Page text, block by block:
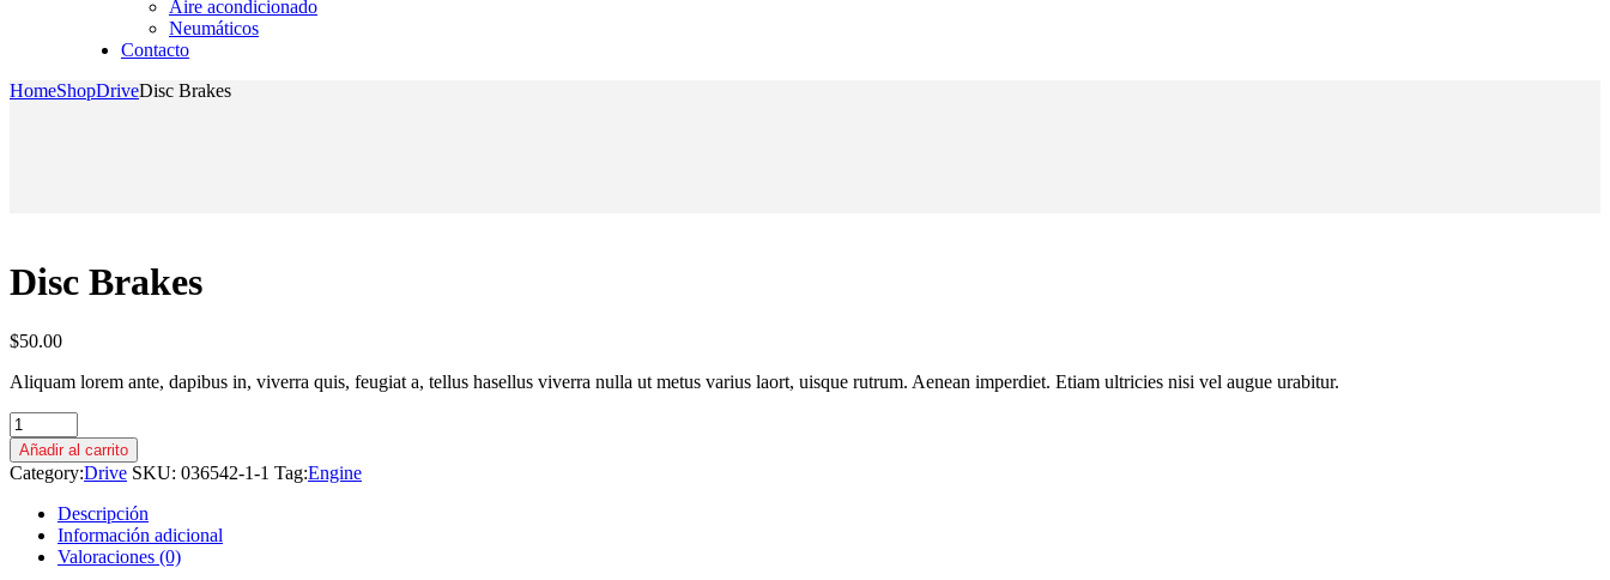
Aire acondicionado
Neumáticos
Contacto
HomeShopDriveDisc Brakes
Disc Brakes
$50.00
Aliquam lorem ante, dapibus in, viverra quis, feugiat a, tellus hasellus viverra nulla ut metus varius laort, uisque rutrum. Aenean imperdiet. Etiam ultricies nisi vel augue urabitur.
Disc
Brakes
quantity
Añadir al carrito
Category:Drive SKU: 036542-1-1 Tag:Engine
Descripción
Información adicional
Valoraciones (0)